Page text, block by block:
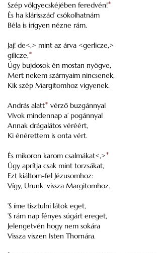
Szép völgyecskéjében feredvén!*
És ha klárisszád’ csókolhatnám
Béla is irígyen nézne rám.
Jaj! de<,> mint az árva <gerlicze,>
gilicze,*
Úgy bujdosok én mostan nyögve,
Mert nekem szárnyaim nincsenek,
Kik szép Margitomhoz vigyenek.
András alatt* vérző buzgánnyal
Vívok mindennap a’ pogánnyal
Annak drágalátos véréért,
Ki énérettem is onta vért.
És mikoron karom csalmákat<,>*
Úgy aprítja csak mint torzsákat,
Ezt kiáltom-fel Jézusomhoz:
Vígy, Urunk, vissza Margitomhoz.
’S íme tisztulni látok eget,
’S rám nap fényes súgárt ereget,
Jelengetvén hogy nem sokára
Vissza viszen Isten Thornára.